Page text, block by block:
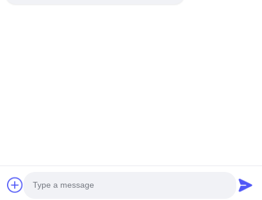
©2019- Lianyungang Shengfan Quartz Product Co., Ltd. সমস্ত অধিকার সংরক্ষিত